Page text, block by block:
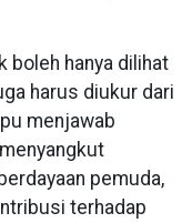
boleh hanya dilihat
harus diukur dari
menjawab
pemuda,
terhadap